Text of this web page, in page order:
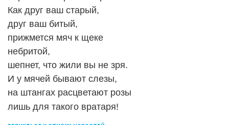
Как друг ваш старый,
друг ваш битый,
прижмется мяч к щеке
небритой,
шепнет, что жили вы не зря.
И у мячей бывают слезы,
на штангах расцветают розы
лишь для такого вратаря!